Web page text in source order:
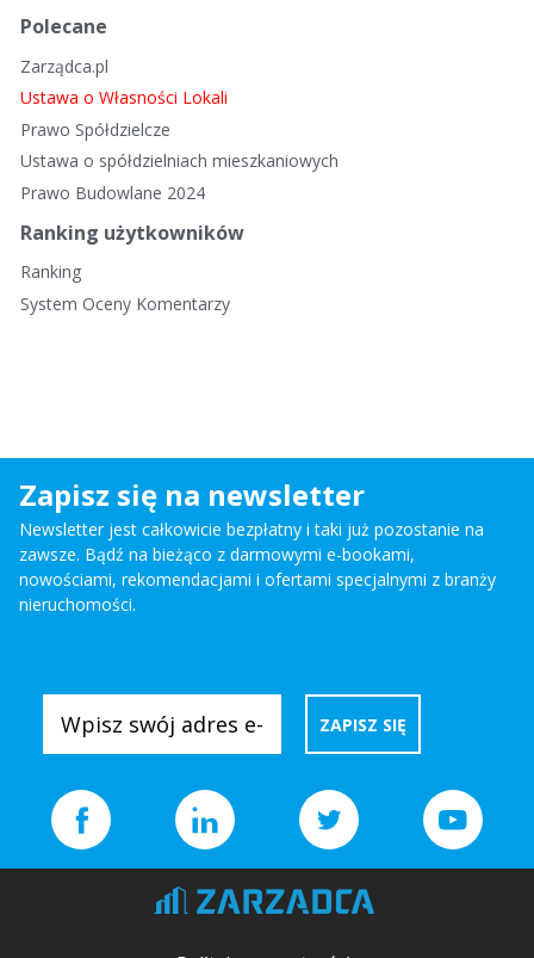
Polecane
Zarządca.pl
Ustawa o Własności Lokali
Prawo Spółdzielcze
Ustawa o spółdzielniach mieszkaniowych
Prawo Budowlane 2024
Ranking użytkowników
Ranking
System Oceny Komentarzy
Zapisz się na newsletter
Newsletter jest całkowicie bezpłatny i taki już pozostanie na
zawsze. Bądź na bieżąco z darmowymi e-bookami,
nowościami, rekomendacjami i ofertami specjalnymi z branży
nieruchomości.